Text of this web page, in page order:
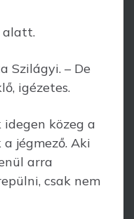
alatt.
Szilágyi. – De
igézetes.
közeg a
jégmező. Aki
arra
csak nem